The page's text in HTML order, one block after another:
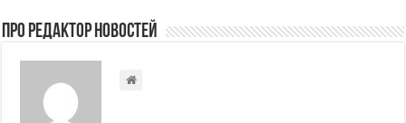
Про Редактор Новостей